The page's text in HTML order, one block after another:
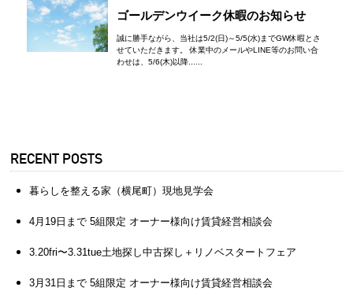
ゴールデンウイーク休暇のお知らせ
誠に勝手ながら、当社は5/2(日)～5/5(水)までGW休暇とさ
せていただきます。 休業中のメールやLINE等のお問い合
わせは、5/6(木)以降......
RECENT POSTS
暮らしを整える家（横尾町）現地見学会
4月19日まで 5組限定 オーナー様向け賃貸経営相談会
3.20fri〜3.31tue土地探し中古探し＋リノベスタートフェア
3月31日まで 5組限定 オーナー様向け賃貸経営相談会